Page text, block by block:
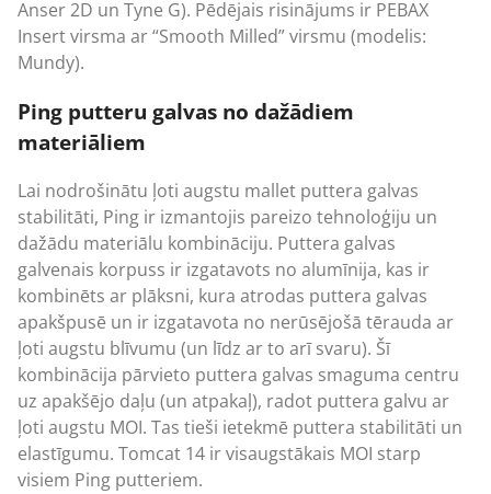
Anser 2D un Tyne G). Pēdējais risinājums ir PEBAX
Insert virsma ar “Smooth Milled” virsmu (modelis:
Mundy).
Ping putteru galvas no dažādiem
materiāliem
Lai nodrošinātu ļoti augstu mallet puttera galvas
stabilitāti, Ping ir izmantojis pareizo tehnoloģiju un
dažādu materiālu kombināciju. Puttera galvas
galvenais korpuss ir izgatavots no alumīnija, kas ir
kombinēts ar plāksni, kura atrodas puttera galvas
apakšpusē un ir izgatavota no nerūsējošā tērauda ar
ļoti augstu blīvumu (un līdz ar to arī svaru). Šī
kombinācija pārvieto puttera galvas smaguma centru
uz apakšējo daļu (un atpakaļ), radot puttera galvu ar
ļoti augstu MOI. Tas tieši ietekmē puttera stabilitāti un
elastīgumu. Tomcat 14 ir visaugstākais MOI starp
visiem Ping putteriem.